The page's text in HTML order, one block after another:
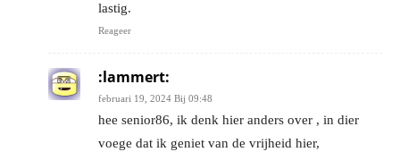
lastig.
Reageer
:lammert:
februari 19, 2024 Bij 09:48
hee senior86, ik denk hier anders over , in dier
voege dat ik geniet van de vrijheid hier,